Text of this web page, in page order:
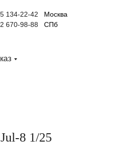
134-22-42
670-98-88
Москва
СПб
8 1/25